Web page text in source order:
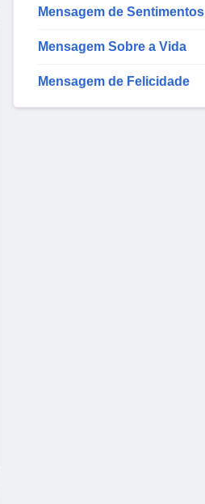
Mensagem de Sentimentos
Mensagem Sobre a Vida
Mensagem de Felicidade